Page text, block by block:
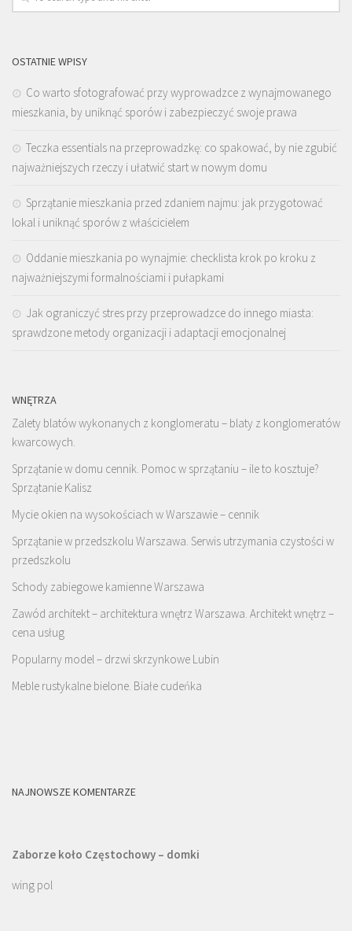
OSTATNIE WPISY
Co warto sfotografować przy wyprowadzce z wynajmowanego
mieszkania, by uniknąć sporów i zabezpieczyć swoje prawa
Teczka essentials na przeprowadzkę: co spakować, by nie zgubić
najważniejszych rzeczy i ułatwić start w nowym domu
Sprzątanie mieszkania przed zdaniem najmu: jak przygotować
lokal i uniknąć sporów z właścicielem
Oddanie mieszkania po wynajmie: checklista krok po kroku z
najważniejszymi formalnościami i pułapkami
Jak ograniczyć stres przy przeprowadzce do innego miasta:
sprawdzone metody organizacji i adaptacji emocjonalnej
WNĘTRZA
Zalety blatów wykonanych z konglomeratu – blaty z konglomeratów
kwarcowych.
Sprzątanie w domu cennik. Pomoc w sprzątaniu – ile to kosztuje?
Sprzątanie Kalisz
Mycie okien na wysokościach w Warszawie – cennik
Sprzątanie w przedszkolu Warszawa. Serwis utrzymania czystości w
przedszkolu
Schody zabiegowe kamienne Warszawa
Zawód architekt – architektura wnętrz Warszawa. Architekt wnętrz –
cena usług
Popularny model – drzwi skrzynkowe Lubin
Meble rustykalne bielone. Białe cudeńka
NAJNOWSZE KOMENTARZE
Zaborze koło Częstochowy – domki
wing pol